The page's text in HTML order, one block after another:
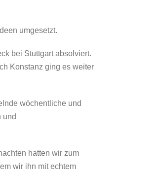
umgesetzt.
bei Stuttgart absolviert.
Konstanz ging es weiter
wöchentliche und
und
hatten wir zum
wir ihn mit echtem